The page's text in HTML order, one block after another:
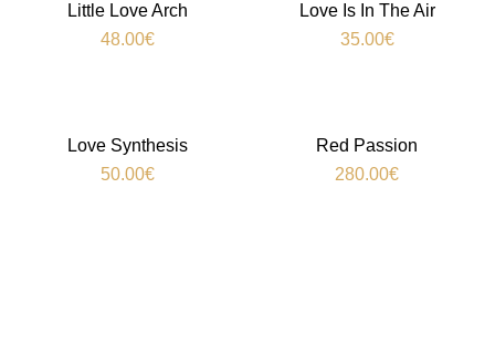
Little Love Arch
48.00€
Love Is In The Air
35.00€
Love Synthesis
50.00€
Red Passion
280.00€